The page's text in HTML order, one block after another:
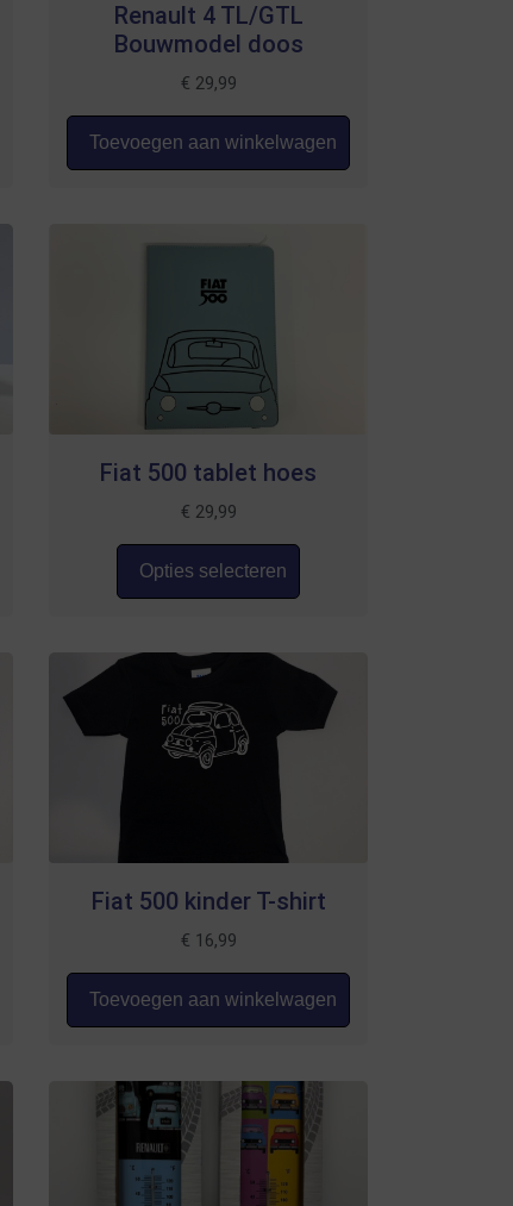
Renault 4 TL/GTL
Bouwmodel doos
€ 29,99
Toevoegen aan winkelwagen
Fiat 500 tablet hoes
€ 29,99
Opties selecteren
Fiat 500 kinder T-shirt
€ 16,99
Toevoegen aan winkelwagen